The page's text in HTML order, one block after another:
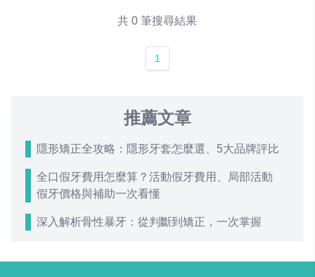
共 0 筆搜尋結果
1
推薦文章
隱形矯正全攻略：隱形牙套怎麼選、5大品牌評比
全口假牙費用怎麼算？活動假牙費用、局部活動
假牙價格與補助一次看懂
深入解析骨性暴牙：從判斷到矯正，一次掌握